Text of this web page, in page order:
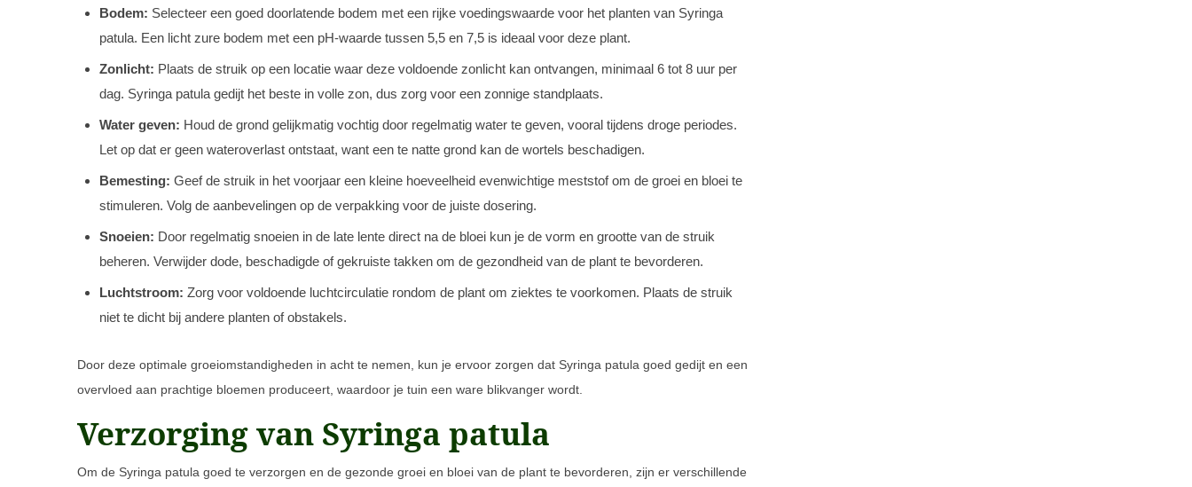
Bodem: Selecteer een goed doorlatende bodem met een rijke voedingswaarde voor het planten van Syringa
patula. Een licht zure bodem met een pH-waarde tussen 5,5 en 7,5 is ideaal voor deze plant.
Zonlicht: Plaats de struik op een locatie waar deze voldoende zonlicht kan ontvangen, minimaal 6 tot 8 uur per
dag. Syringa patula gedijt het beste in volle zon, dus zorg voor een zonnige standplaats.
Water geven: Houd de grond gelijkmatig vochtig door regelmatig water te geven, vooral tijdens droge periodes.
Let op dat er geen wateroverlast ontstaat, want een te natte grond kan de wortels beschadigen.
Bemesting: Geef de struik in het voorjaar een kleine hoeveelheid evenwichtige meststof om de groei en bloei te
stimuleren. Volg de aanbevelingen op de verpakking voor de juiste dosering.
Snoeien: Door regelmatig snoeien in de late lente direct na de bloei kun je de vorm en grootte van de struik
beheren. Verwijder dode, beschadigde of gekruiste takken om de gezondheid van de plant te bevorderen.
Luchtstroom: Zorg voor voldoende luchtcirculatie rondom de plant om ziektes te voorkomen. Plaats de struik
niet te dicht bij andere planten of obstakels.
Door deze optimale groeiomstandigheden in acht te nemen, kun je ervoor zorgen dat Syringa patula goed gedijt en een
overvloed aan prachtige bloemen produceert, waardoor je tuin een ware blikvanger wordt.
Verzorging van Syringa patula
Om de Syringa patula goed te verzorgen en de gezonde groei en bloei van de plant te bevorderen, zijn er verschillende